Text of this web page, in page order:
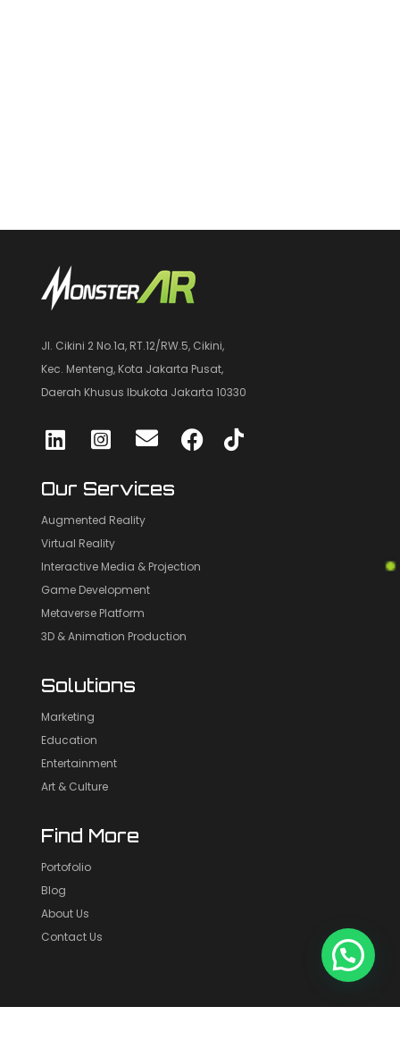
Jl. Cikini 2 No.1a, RT.12/RW.5, Cikini,
Kec. Menteng, Kota Jakarta Pusat,
Daerah Khusus Ibukota Jakarta 10330
Our Services
Augmented Reality
Virtual Reality
Interactive Media & Projection
Game Development
Metaverse Platform
3D & Animation Production
Solutions
Marketing
Education
Entertainment
Art & Culture
Find More
Portofolio
Blog
About Us
Contact Us